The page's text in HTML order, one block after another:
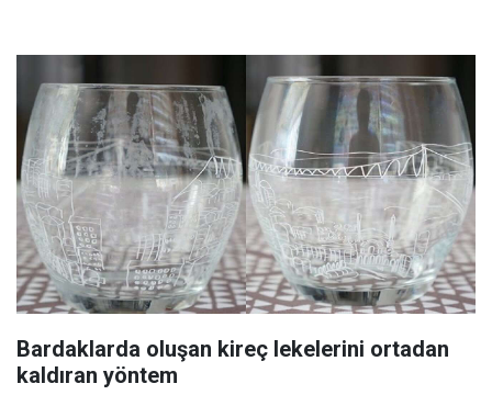
Bardaklarda oluşan kireç lekelerini ortadan
kaldıran yöntem